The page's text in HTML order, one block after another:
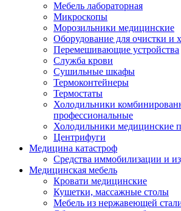
Мебель лабораторная
Микроскопы
Морозильники медицинские
Оборудование для очистки и
Перемешивающие устройства
Служба крови
Сушильные шкафы
Термоконтейнеры
Термостаты
Холодильники
профессиональные
Холодильники медицинские
Центрифуги
Медицина катастроф
Средства иммобилизации и
Медицинская мебель
Кровати медицинские
Кушетки, массажные столы
Мебель из нержавеющей